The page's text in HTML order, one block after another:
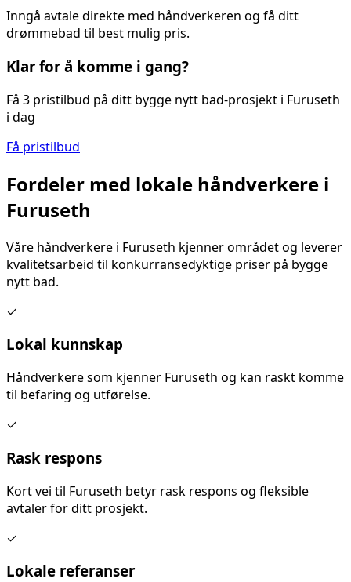
Inngå avtale direkte med håndverkeren og få ditt
drømmebad til best mulig pris.
Klar for å komme i gang?
Få 3 pristilbud på ditt bygge nytt bad-prosjekt i Furuseth
i dag
Få pristilbud
Fordeler med lokale håndverkere i
Furuseth
Våre håndverkere i Furuseth kjenner området og leverer
kvalitetsarbeid til konkurransedyktige priser på bygge
nytt bad.
✓
Lokal kunnskap
Håndverkere som kjenner Furuseth og kan raskt komme
til befaring og utførelse.
✓
Rask respons
Kort vei til Furuseth betyr rask respons og fleksible
avtaler for ditt prosjekt.
✓
Lokale referanser